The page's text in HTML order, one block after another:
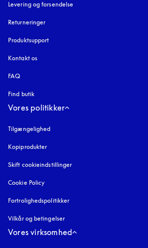
Levering og forsendelse
Returneringer
Produktsupport
Kontakt os
FAQ
Find butik
Vores politikker
Tilgængelighed
Kopiprodukter
Skift cookieindstillinger
Cookie Policy
Fortrolighedspolitikker
Vilkår og betingelser
Vores virksomhed